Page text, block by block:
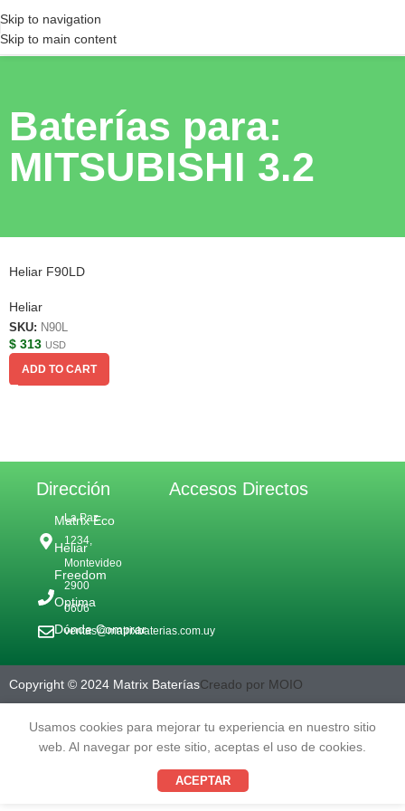
Skip to navigation
Skip to main content
Baterías para:
MITSUBISHI 3.2
Heliar F90LD
Heliar
SKU: N90L
$ 313 USD
ADD TO CART
Dirección
La Paz
1234,
Montevideo
2900
0606
ventas@matrixbaterias.com.uy
Accesos Directos
Matrix Eco
Heliar
Freedom
Optima
Dónde Comprar
Copyright © 2024 Matrix BateríasCreado por MOIO
Usamos cookies para mejorar tu experiencia en nuestro sitio
web. Al navegar por este sitio, aceptas el uso de cookies.
ACEPTAR